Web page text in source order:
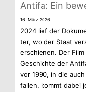
Antifa: Ein
16. März 2026
2024 lief der
ter, wo der Staat
erschie­nen. Der
Geschichte der
vor 1990, in die auch
fal­len, kommt dabei